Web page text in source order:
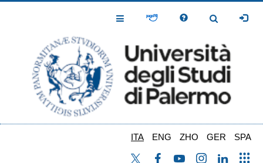
Toggle
Toggle
ITA ENG ZHO GER SPA